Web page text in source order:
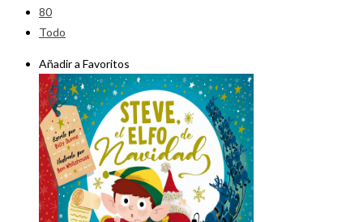
80
Todo
Añadir a Favoritos